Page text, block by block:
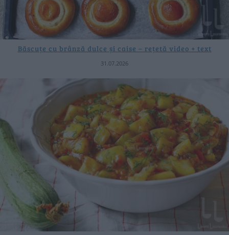
Băscuțe cu brânză dulce și caise – rețetă video + text
31.07.2026